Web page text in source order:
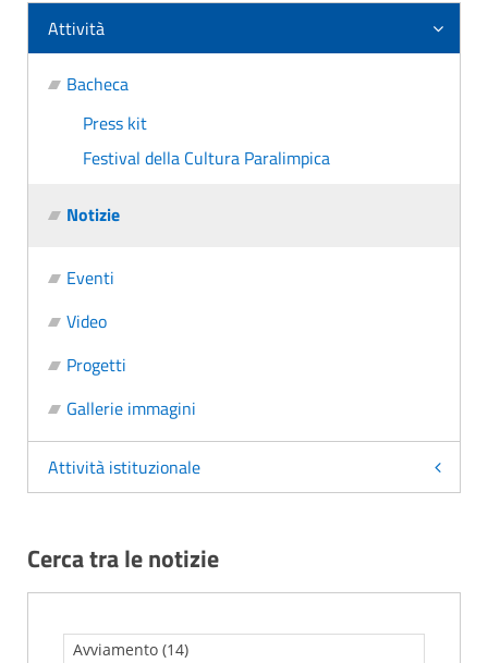
Attività
Bacheca
Press kit
Festival della Cultura Paralimpica
Notizie
Eventi
Video
Progetti
Gallerie immagini
Attività istituzionale
Cerca tra le notizie